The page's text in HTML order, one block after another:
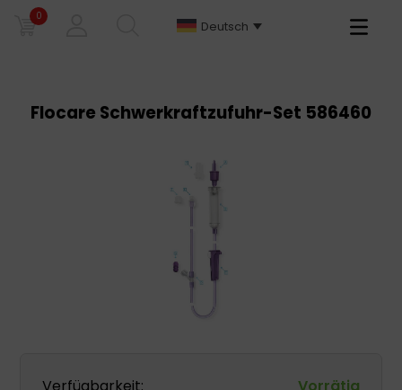
0
Deutsch
Primary
Flocare Schwerkraftzufuhr-Set 586460